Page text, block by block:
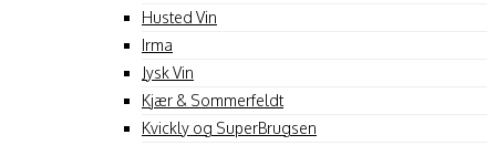
Husted Vin
Irma
Jysk Vin
Kjær & Sommerfeldt
Kvickly og SuperBrugsen